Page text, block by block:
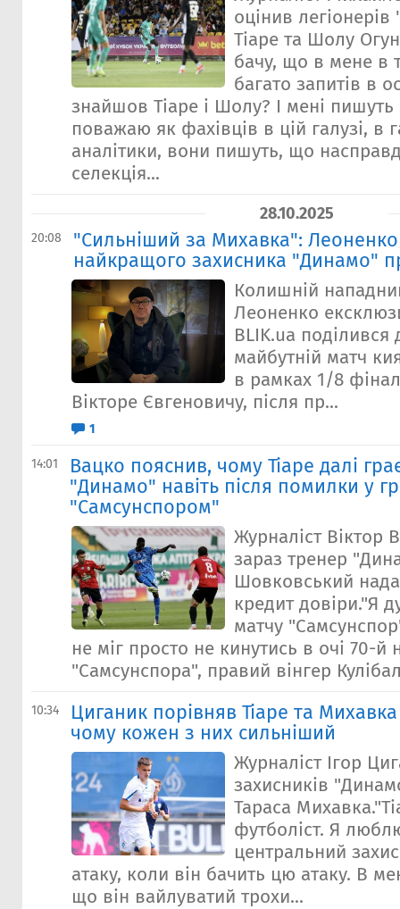
оцінив
Тіаре та Шолу
бачу, що в мене в
багато запитів в
знайшов Тіаре і Шолу? І мені
поважаю як фахівців в цій галузі, в
аналітики, вони пишуть, що
селекція...
28.10.2025
20:08
"Сильніший за Михавка":
найкращого захисника "Динамо"
Колишній
Леоненко
BLIK.ua
майбутній матч
в рамках 1/8
Вікторе Євгеновичу, після пр...
1
14:01
Вацко пояснив, чому Тіаре далі
"Динамо" навіть після помилки у
"Самсунспором"
Журналіст Віктор
зараз тренер
Шовковський
кредит довіри."Я
матчу
не міг просто не кинутись в очі 70-й
"Самсунспора", правий вінгер
10:34
Циганик порівняв Тіаре та
чому кожен з них сильніший
Журналіст Ігор
захисників
Тараса
футболіст. Я
центральний
атаку, коли він бачить цю атаку. В
що він вайлуватий трохи...